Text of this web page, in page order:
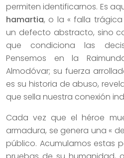
permiten identificarnos. Es
hamartia, o la « falla
un defecto abstracto, sino
que condiciona las
Pensemos en la
Almodóvar; su fuerza
es su historia de abuso,
que sella nuestra conexión
Cada vez que el héroe
armadura, se genera una «
público. Acumulamos estas